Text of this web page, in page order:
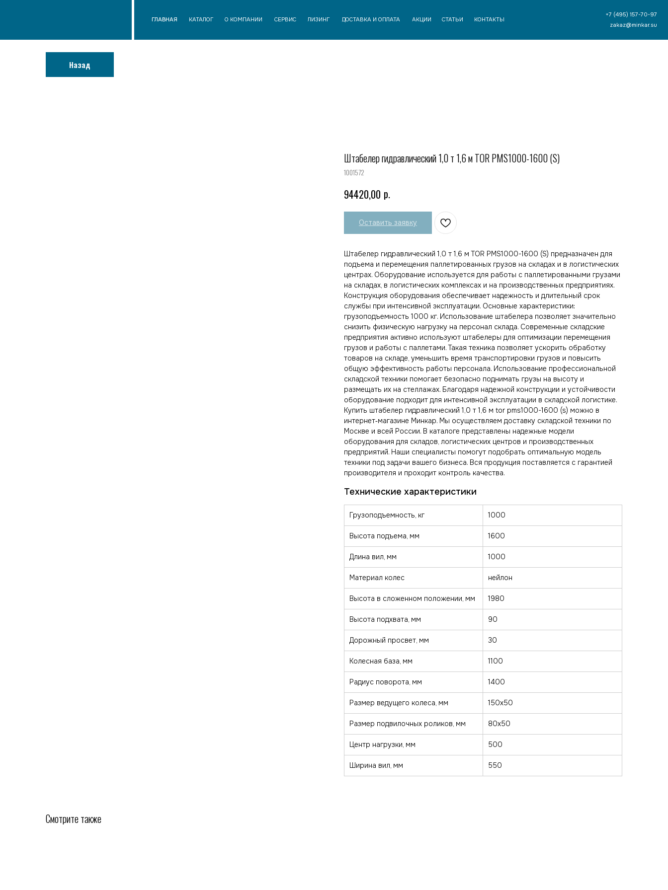
ГЛАВНАЯ КАТАЛОГ О КОМПАНИИ СЕРВИС ЛИЗИНГ ДОСТАВКА И ОПЛАТА АКЦИИ СТАТЬИ КОНТАКТЫ
Назад
Штабелер гидравлический 1,0 т 1,6 м TOR PMS1000-1600 (S)
1001572
94420,00 р.
Оставить заявку
Штабелер гидравлический 1,0 т 1,6 м TOR PMS1000-1600 (S) предназначен для
подъема и перемещения паллетированных грузов на складах и в логистических
центрах. Оборудование используется для работы с паллетированными грузами
на складах, в логистических комплексах и на производственных предприятиях.
Конструкция оборудования обеспечивает надежность и длительный срок
службы при интенсивной эксплуатации. Основные характеристики:
грузоподъемность 1000 кг. Использование штабелера позволяет значительно
снизить физическую нагрузку на персонал склада. Современные складские
предприятия активно используют штабелеры для оптимизации перемещения
грузов и работы с паллетами. Такая техника позволяет ускорить обработку
товаров на складе, уменьшить время транспортировки грузов и повысить
общую эффективность работы персонала. Использование профессиональной
складской техники помогает безопасно поднимать грузы на высоту и
размещать их на стеллажах. Благодаря надежной конструкции и устойчивости
оборудование подходит для интенсивной эксплуатации в складской логистике.
Купить штабелер гидравлический 1,0 т 1,6 м tor pms1000-1600 (s) можно в
интернет‑магазине Минкар. Мы осуществляем доставку складской техники по
Москве и всей России. В каталоге представлены надежные модели
оборудования для складов, логистических центров и производственных
предприятий. Наши специалисты помогут подобрать оптимальную модель
техники под задачи вашего бизнеса. Вся продукция поставляется с гарантией
производителя и проходит контроль качества.
Грузоподъемность, кг 1000
Высота подъема, мм 1600
Длина вил, мм 1000
Материал колес нейлон
Высота в сложенном положении, мм 1980
Высота подхвата, мм 90
Дорожный просвет, мм 30
Колесная база, мм 1100
Радиус поворота, мм 1400
Размер ведущего колеса, мм 150х50
Размер подвилочных роликов, мм 80х50
Центр нагрузки, мм 500
Ширина вил, мм 550
Смотрите также